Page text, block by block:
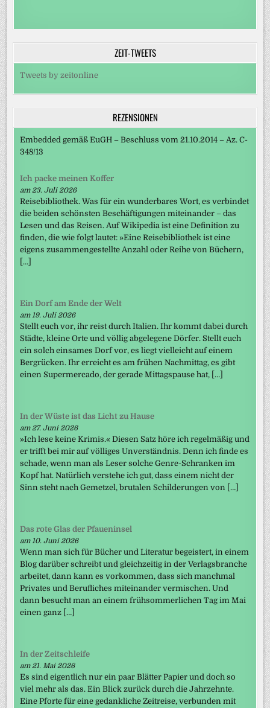
ZEIT-TWEETS
Tweets by zeitonline
REZENSIONEN
Embedded gemäß EuGH – Beschluss vom 21.10.2014 – Az. C-
348/13
Ich packe meinen Koffer
am 23. Juli 2026
Reisebibliothek. Was für ein wunderbares Wort, es verbindet
die beiden schönsten Beschäftigungen miteinander – das
Lesen und das Reisen. Auf Wikipedia ist eine Definition zu
finden, die wie folgt lautet: »Eine Reisebibliothek ist eine
eigens zusammengestellte Anzahl oder Reihe von Büchern,
[…]
Ein Dorf am Ende der Welt
am 19. Juli 2026
Stellt euch vor, ihr reist durch Italien. Ihr kommt dabei durch
Städte, kleine Orte und völlig abgelegene Dörfer. Stellt euch
ein solch einsames Dorf vor, es liegt vielleicht auf einem
Bergrücken. Ihr erreicht es am frühen Nachmittag, es gibt
einen Supermercado, der gerade Mittagspause hat, […]
In der Wüste ist das Licht zu Hause
am 27. Juni 2026
»Ich lese keine Krimis.« Diesen Satz höre ich regelmäßig und
er trifft bei mir auf völliges Unverständnis. Denn ich finde es
schade, wenn man als Leser solche Genre-Schranken im
Kopf hat. Natürlich verstehe ich gut, dass einem nicht der
Sinn steht nach Gemetzel, brutalen Schilderungen von […]
Das rote Glas der Pfaueninsel
am 10. Juni 2026
Wenn man sich für Bücher und Literatur begeistert, in einem
Blog darüber schreibt und gleichzeitig in der Verlagsbranche
arbeitet, dann kann es vorkommen, dass sich manchmal
Privates und Berufliches miteinander vermischen. Und
dann besucht man an einem frühsommerlichen Tag im Mai
einen ganz […]
In der Zeitschleife
am 21. Mai 2026
Es sind eigentlich nur ein paar Blätter Papier und doch so
viel mehr als das. Ein Blick zurück durch die Jahrzehnte.
Eine Pforte für eine gedankliche Zeitreise, verbunden mit